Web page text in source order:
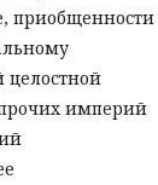
приобщенности
целостной
империй